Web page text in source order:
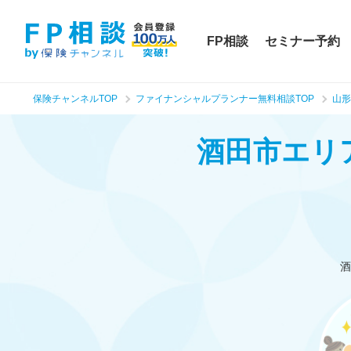
FP相談 セミナー予約
保険チャンネルTOP ファイナンシャルプランナー無料相談TOP 山
酒田市エリ